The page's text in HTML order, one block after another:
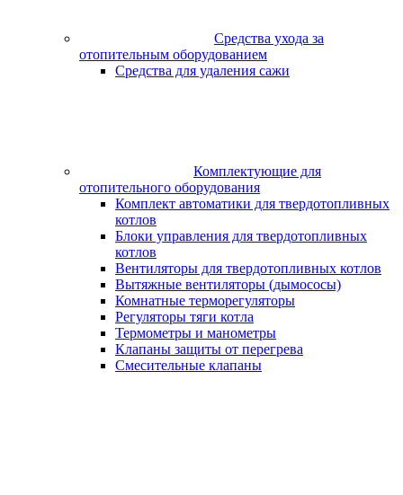
Средства ухода за
отопительным оборудованием
Средства для удаления сажи
Комплектующие для
отопительного оборудования
Комплект автоматики для твердотопливных
котлов
Блоки управления для твердотопливных
котлов
Вентиляторы для твердотопливных котлов
Вытяжные вентиляторы (дымососы)
Комнатные терморегуляторы
Регуляторы тяги котла
Термометры и манометры
Клапаны защиты от перегрева
Смесительные клапаны